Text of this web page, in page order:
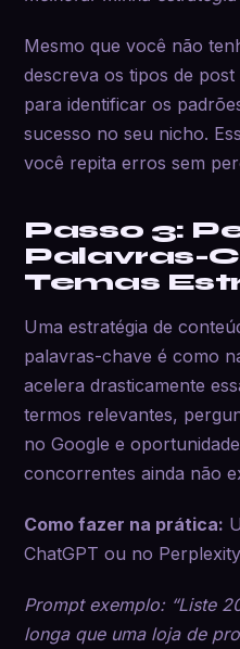
Mesmo que você não
descreva os tipos de
para identificar os
sucesso no seu nicho.
você repita erros sem
Passo 3:
Palavras-
Temas
Uma estratégia de
palavras-chave é como
acelera drasticamente
termos relevantes,
no Google e
concorrentes ainda não
Como fazer na prática:
ChatGPT ou no
Prompt exemplo: “Liste
longa que uma loja de